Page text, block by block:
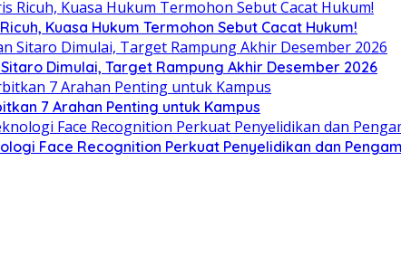
Kuasa Hukum Termohon Sebut Cacat Hukum!
Dimulai, Target Rampung Akhir Desember 2026
7 Arahan Penting untuk Kampus
Face Recognition Perkuat Penyelidikan dan